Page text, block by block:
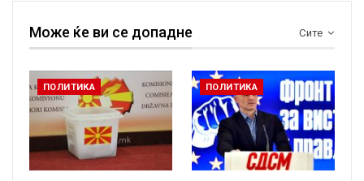
Сите
Може ќе ви се допадне
ПОЛИТИКА ПОЛИТИКА